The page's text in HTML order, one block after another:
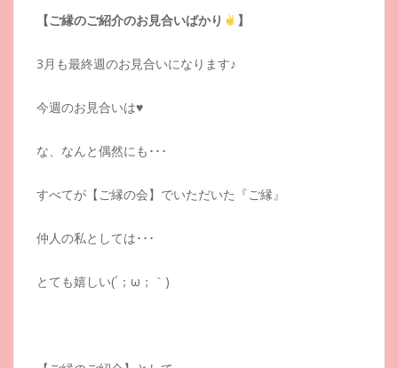
【ご縁のご紹介のお見合いばかり 】
3月も最終週のお見合いになります♪
今週のお見合いは♥
な、なんと偶然にも･･･
すべてが【ご縁の会】でいただいた『ご縁』
仲人の私としては･･･
とても嬉しい(´；ω；｀)